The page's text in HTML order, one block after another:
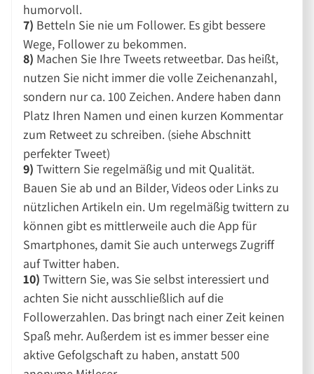
humorvoll.
7) Betteln Sie nie um Follower. Es gibt bessere
Wege, Follower zu bekommen.
8) Machen Sie Ihre Tweets retweetbar. Das heißt,
nutzen Sie nicht immer die volle Zeichenanzahl,
sondern nur ca. 100 Zeichen. Andere haben dann
Platz Ihren Namen und einen kurzen Kommentar
zum Retweet zu schreiben. (siehe Abschnitt
perfekter Tweet)
9) Twittern Sie regelmäßig und mit Qualität.
Bauen Sie ab und an Bilder, Videos oder Links zu
nützlichen Artikeln ein. Um regelmäßig twittern zu
können gibt es mittlerweile auch die App für
Smartphones, damit Sie auch unterwegs Zugriff
auf Twitter haben.
10) Twittern Sie, was Sie selbst interessiert und
achten Sie nicht ausschließlich auf die
Followerzahlen. Das bringt nach einer Zeit keinen
Spaß mehr. Außerdem ist es immer besser eine
aktive Gefolgschaft zu haben, anstatt 500